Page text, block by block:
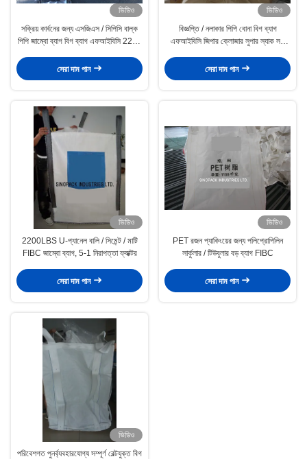
ভিডিও
সক্রিয় কার্বনের জন্য এসজিএস / সিপিসি বাল্ক
পিপি জাম্বো ব্যাগ বিগ ব্যাগ এফআইবিসি 2200
সেরা দাম পান
ভিডিও
বিজ্ঞপ্তি / নলাকার পিপি বোনা বিগ ব্যাগ
এফআইবিসি জিপার ক্লোজার সুপার স্যাক সহ
সেরা দাম পান
ভিডিও
2200LBS U-প্যানেল বালি / সিমেন্ট / মাটি
FIBC জাম্বো ব্যাগ, 5-1 নিরাপত্তা ফ্যাক্টর
সেরা দাম পান
ভিডিও
PET রজন প্যাকিংয়ের জন্য পলিপ্রোপিলিন
সার্কুলার / টিউবুলার বড় ব্যাগ FIBC
সেরা দাম পান
ভিডিও
পরিবেশগত পুনর্ব্যবহারযোগ্য সম্পূর্ণ বেল্টযুক্ত বিগ